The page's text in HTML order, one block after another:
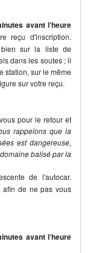
avant l’heure
reçu d'inscription.
sur la liste de
dans les soutes ; il
station, sur le même
sur votre reçu.
pour le retour et
rappelons que la
est dangereuse,
balisé par la
de l'autocar.
afin de ne pas vous
avant l’heure